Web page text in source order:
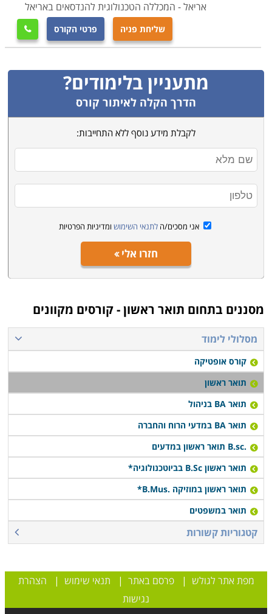
אריאל - המכללה הטכנולוגית להנדסאים באריאל
שליחת פניה פרטי הקורס 
מתעניין בלימודים?
הדרך הקלה לאיתור קורס
לקבלת מידע נוסף ללא התחייבות:
אני מסכים/ה לתנאי השימוש ומדיניות הפרטיות
חזרו אלי
מסננים בתחום תואר ראשון - קורסים מקוונים
מסלולי לימוד
קורס אופטיקה
תואר ראשון
תואר BA בניהול
תואר BA במדעי הרוח והחברה
.B.sc תואר ראשון במדעים
תואר ראשון B.Sc בביוטכנולוגיה*
תואר ראשון במוזיקה .B.Mus*
תואר במשפטים
קטגוריות קשורות
מפת אתר לגולש |פרסם באתר | תנאי שימוש | הצהרת
נגישות